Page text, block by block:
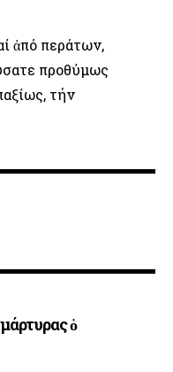
ἀπό περάτων,
προθύμως
τήν
ὁ